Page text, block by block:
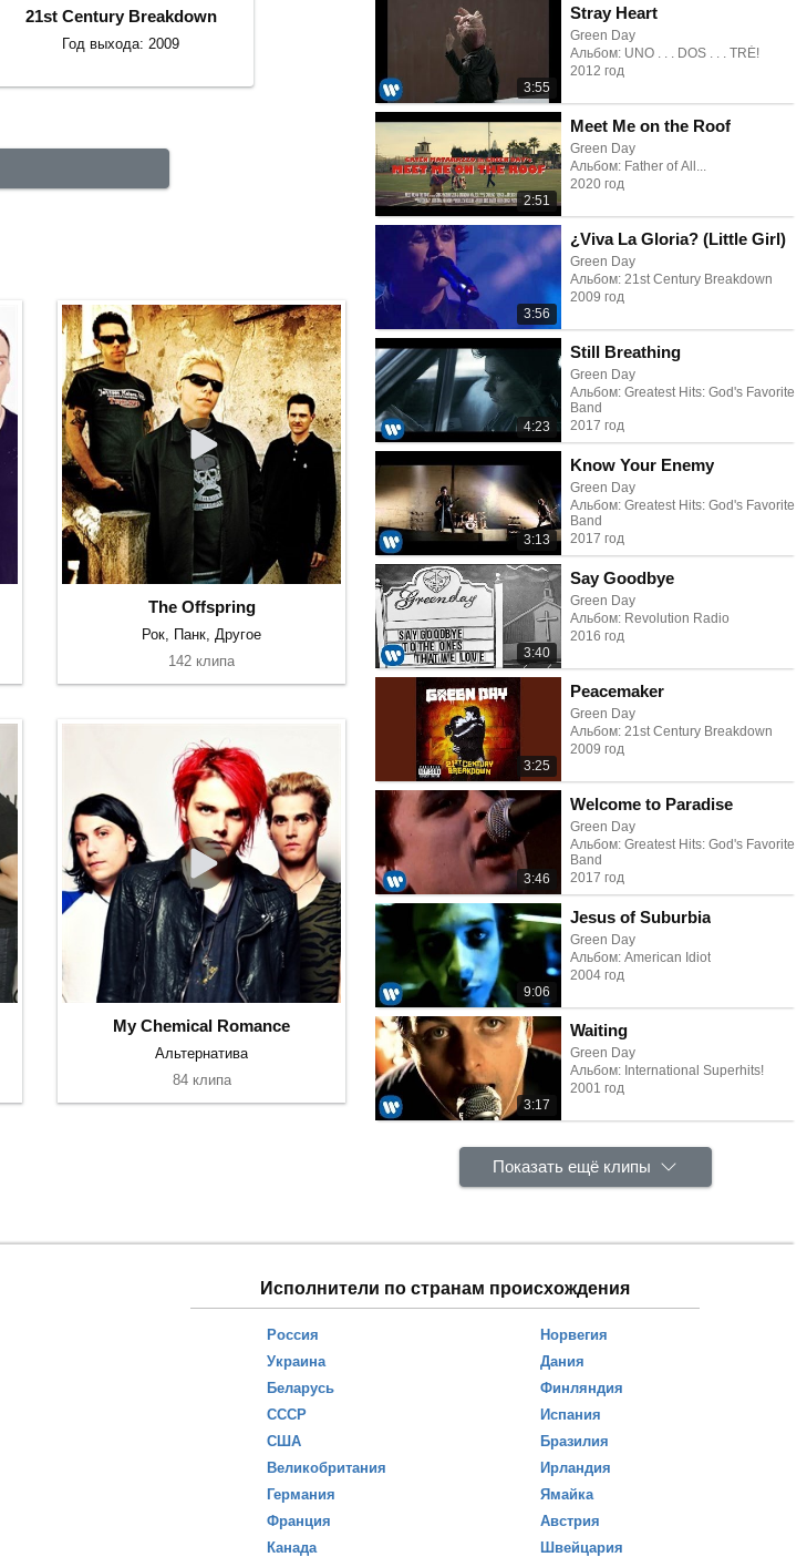
3:55
Stray Heart
Green Day
Альбом: UNO . . . DOS . . . TRÉ!
2012 год
2:51
Meet Me on the Roof
Green Day
Альбом: Father of All...
2020 год
3:56
¿Viva La Gloria? (Little Girl)
Green Day
Альбом: 21st Century Breakdown
2009 год
4:23
Still Breathing
Green Day
Альбом: Greatest Hits: God's Favorite
Band
2017 год
3:13
Know Your Enemy
Green Day
Альбом: Greatest Hits: God's Favorite
Band
2017 год
3:40
Say Goodbye
Green Day
Альбом: Revolution Radio
2016 год
3:25
Peacemaker
Green Day
Альбом: 21st Century Breakdown
2009 год
3:46
Welcome to Paradise
Green Day
Альбом: Greatest Hits: God's Favorite
Band
2017 год
9:06
Jesus of Suburbia
Green Day
Альбом: American Idiot
2004 год
3:17
Waiting
Green Day
Альбом: International Superhits!
2001 год
Показать ещё клипы
21st Century Breakdown
Год выхода: 2009
The Offspring
Рок, Панк, Другое
142 клипа
My Chemical Romance
Альтернатива
84 клипа
Исполнители по странам происхождения
Россия
Украина
Беларусь
СССР
США
Великобритания
Германия
Франция
Канада
Норвегия
Дания
Финляндия
Испания
Бразилия
Ирландия
Ямайка
Австрия
Швейцария